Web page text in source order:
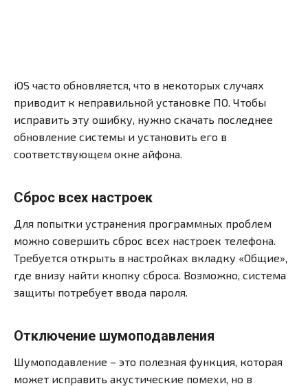
iOS часто обновляется, что в некоторых случаях
приводит к неправильной установке ПО. Чтобы
исправить эту ошибку, нужно скачать последнее
обновление системы и установить его в
соответствующем окне айфона.
Сброс всех настроек
Для попытки устранения программных проблем
можно совершить сброс всех настроек телефона.
Требуется открыть в настройках вкладку «Общие»,
где внизу найти кнопку сброса. Возможно, система
защиты потребует ввода пароля.
Отключение шумоподавления
Шумоподавление – это полезная функция, которая
может исправить акустические помехи, но в